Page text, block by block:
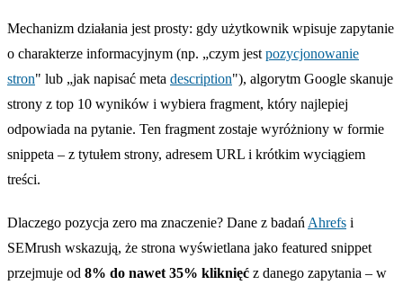
Mechanizm działania jest prosty: gdy użytkownik wpisuje zapytanie
o charakterze informacyjnym (np. „czym jest pozycjonowanie
stron" lub „jak napisać meta description"), algorytm Google skanuje
strony z top 10 wyników i wybiera fragment, który najlepiej
odpowiada na pytanie. Ten fragment zostaje wyróżniony w formie
snippeta – z tytułem strony, adresem URL i krótkim wyciągiem
treści.
Dlaczego pozycja zero ma znaczenie? Dane z badań Ahrefs i
SEMrush wskazują, że strona wyświetlana jako featured snippet
przejmuje od 8% do nawet 35% kliknięć z danego zapytania – w